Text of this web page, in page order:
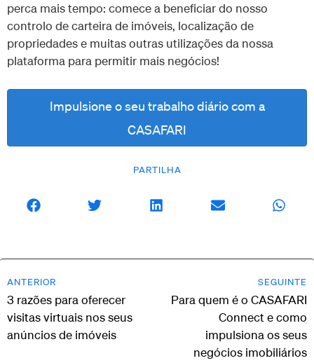
PARTILHA
perca mais tempo: comece a beneficiar do nosso
controlo de carteira de imóveis, localização de
propriedades e muitas outras utilizações da nossa
plataforma para permitir mais negócios!
Impulsione o seu trabalho diário com a
CASAFARI
ANTERIOR
3 razões para oferecer
visitas virtuais nos seus
anúncios de imóveis
SEGUINTE
Para quem é o CASAFARI
Connect e como
impulsiona os seus
negócios imobiliários